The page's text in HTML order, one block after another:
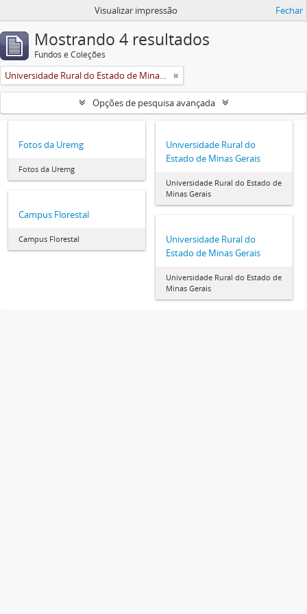
Visualizar impressão Fechar
Mostrando 4 resultados
Fundos e Coleções
Universidade Rural do Estado de Minas Gerais (Uremg)
Opções de pesquisa avançada
Fotos da Uremg
Fotos da Uremg
Universidade Rural do
Estado de Minas Gerais
Universidade Rural do Estado de
Minas Gerais
Campus Florestal
Campus Florestal
Universidade Rural do
Estado de Minas Gerais
Universidade Rural do Estado de
Minas Gerais